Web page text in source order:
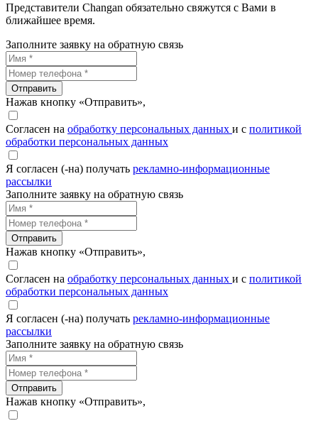
Представители Changan обязательно свяжутся с Вами в
ближайшее время.
Заполните заявку на обратную связь
Отправить
Нажав кнопку «Отправить»,
Согласен на обработку персональных данных и с политикой
обработки персональных данных
Я согласен (-на) получать рекламно-информационные
рассылки
Заполните заявку на обратную связь
Отправить
Нажав кнопку «Отправить»,
Согласен на обработку персональных данных и с политикой
обработки персональных данных
Я согласен (-на) получать рекламно-информационные
рассылки
Заполните заявку на обратную связь
Отправить
Нажав кнопку «Отправить»,